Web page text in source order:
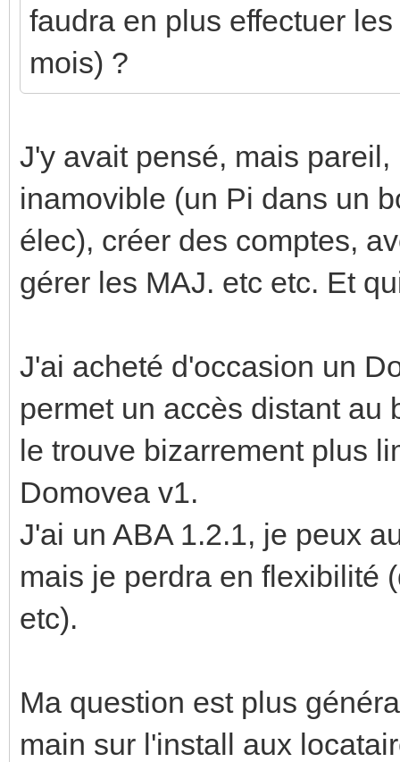
faudra en plus effectuer
mois) ?
J'y avait pensé, mais
inamovible (un Pi dans un
élec), créer des comptes,
gérer les MAJ. etc etc. Et
J'ai acheté d'occasion un
permet un accès distant au
le trouve bizarrement plus
Domovea v1.
J'ai un ABA 1.2.1, je peux
mais je perdra en flexibilité
etc).
Ma question est plus
main sur l'install aux